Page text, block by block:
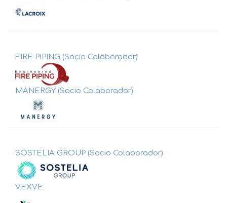
FIRE PIPING (Socio Colaborador)
MANERGY (Socio Colaborador)
SOSTELIA GROUP (Socio Colaborador)
VEXVE